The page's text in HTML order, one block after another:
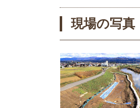
現場の写真